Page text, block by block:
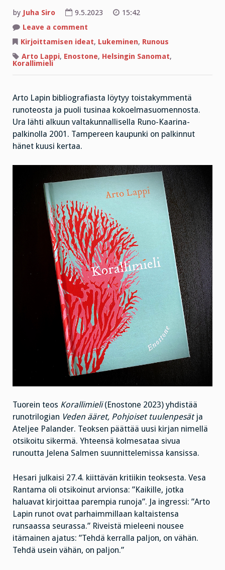
by Juha Siro 9.5.2023
15:42
Leave a comment
kirjoittaa
ikuisuutta
varten?
Kirjoittamisen ideat, Lukeminen, Runous
Arto Lappi, Enostone, Helsingin Sanomat,
Korallimieli
Arto Lapin bibliografiasta löytyy toistakymmentä
runoteosta ja puoli tusinaa kokoelmasuomennosta.
Ura lähti alkuun valtakunnallisella Runo-Kaarina-
palkinolla 2001. Tampereen kaupunki on palkinnut
hänet kuusi kertaa.
Tuorein teos Korallimieli(Enostone 2023) yhdistää
runotrilogian Veden ääret, Pohjoiset tuulenpesätja
Ateljee Palander. Teoksen päättää uusi kirjan nimellä
otsikoitu sikermä. Yhteensä kolmesataa sivua
runoutta Jelena Salmen suunnittelemissa kansissa.
Hesari julkaisi 27.4. kiittävän kritiikin teoksesta. Vesa
Rantama oli otsikoinut arvionsa: ”Kaikille, jotka
haluavat kirjoittaa parempia runoja”. Ja ingressi: ”Arto
Lapin runot ovat parhaimmillaan kaltaistensa
runsaassa seurassa.” Riveistä mieleeni nousee
itämainen ajatus: ”Tehdä kerralla paljon, on vähän.
Tehdä usein vähän, on paljon.”